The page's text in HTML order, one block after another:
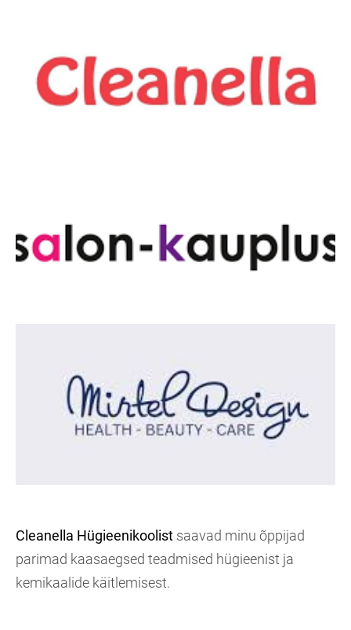
Cleanella Hügieenikoolist saavad minu õppijad
parimad kaasaegsed teadmised hügieenist ja
kemikaalide käitlemisest.